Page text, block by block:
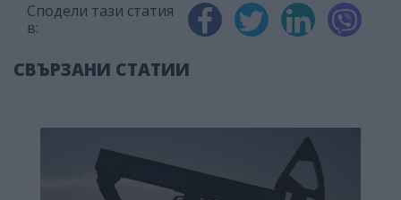
Сподели тази статия
в:
СВЪРЗАНИ СТАТИИ